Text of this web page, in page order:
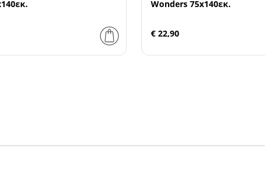
Wonders 75x140εκ.
€ 22,90